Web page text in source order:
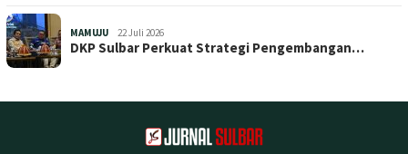
MAMUJU 22 Juli 2026
DKP Sulbar Perkuat Strategi Pengembangan…